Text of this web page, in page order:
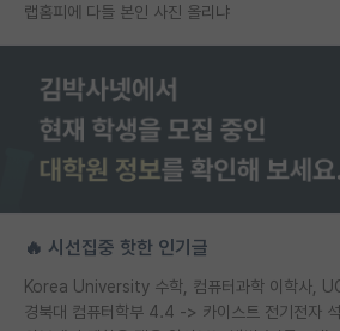
랩홈피에 다들 본인 사진 올리냐
🔥 시선집중 핫한 인기글